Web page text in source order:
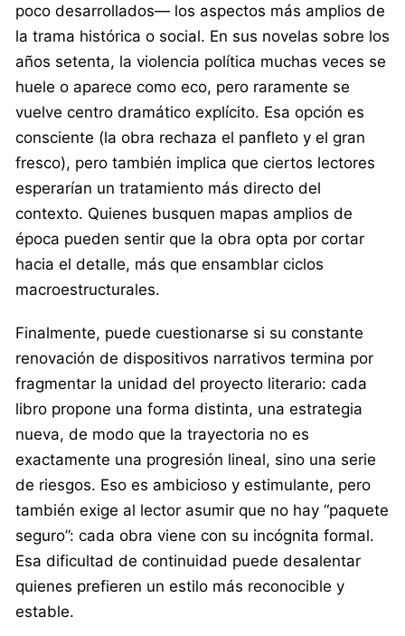
poco desarrollados— los aspectos más amplios de
la trama histórica o social. En sus novelas sobre los
años setenta, la violencia política muchas veces se
huele o aparece como eco, pero raramente se
vuelve centro dramático explícito. Esa opción es
consciente (la obra rechaza el panfleto y el gran
fresco), pero también implica que ciertos lectores
esperarían un tratamiento más directo del
contexto. Quienes busquen mapas amplios de
época pueden sentir que la obra opta por cortar
hacia el detalle, más que ensamblar ciclos
macroestructurales.
Finalmente, puede cuestionarse si su constante
renovación de dispositivos narrativos termina por
fragmentar la unidad del proyecto literario: cada
libro propone una forma distinta, una estrategia
nueva, de modo que la trayectoria no es
exactamente una progresión lineal, sino una serie
de riesgos. Eso es ambicioso y estimulante, pero
también exige al lector asumir que no hay “paquete
seguro”: cada obra viene con su incógnita formal.
Esa dificultad de continuidad puede desalentar
quienes prefieren un estilo más reconocible y
estable.